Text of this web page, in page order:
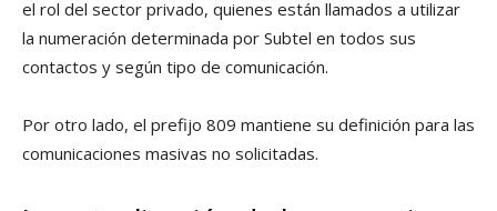
el rol del sector privado, quienes están llamados a utilizar
la numeración determinada por Subtel en todos sus
contactos y según tipo de comunicación.
Por otro lado, el prefijo 809 mantiene su definición para las
comunicaciones masivas no solicitadas.